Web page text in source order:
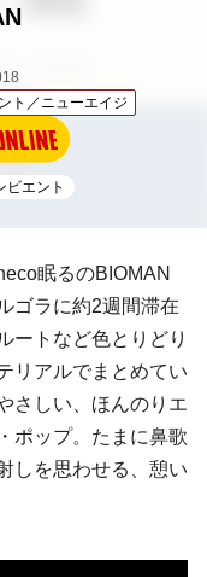
ト／ニューエイジ
ビエント
眠るのBIOMAN
ゴラに約2週間滞在
ートなど色とりどり
リアルでまとめてい
さしい、ほんのりエ
ポップ。たまに鼻歌
しを思わせる、憩い